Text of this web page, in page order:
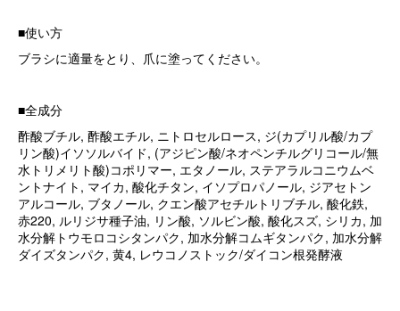
■使い方
ブラシに適量をとり、爪に塗ってください。
■全成分
酢酸ブチル, 酢酸エチル, ニトロセルロース, ジ(カプリル酸/カプ
リン酸)イソソルバイド, (アジピン酸/ネオペンチルグリコール/無
水トリメリト酸)コポリマー, エタノール, ステアラルコニウムベ
ントナイト, マイカ, 酸化チタン, イソプロパノール, ジアセトン
アルコール, ブタノール, クエン酸アセチルトリブチル, 酸化鉄,
赤220, ルリジサ種子油, リン酸, ソルビン酸, 酸化スズ, シリカ, 加
水分解トウモロコシタンパク, 加水分解コムギタンパク, 加水分解
ダイズタンパク, 黄4, レウコノストック/ダイコン根発酵液